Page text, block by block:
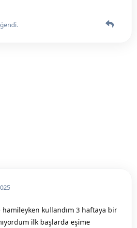
.
hamileyken kullandım 3 haftaya bir
ilk başlarda eşime